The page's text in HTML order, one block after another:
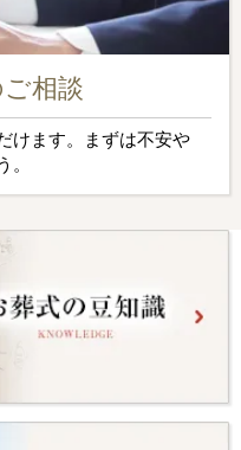
相談
けます。まずは不安や
。